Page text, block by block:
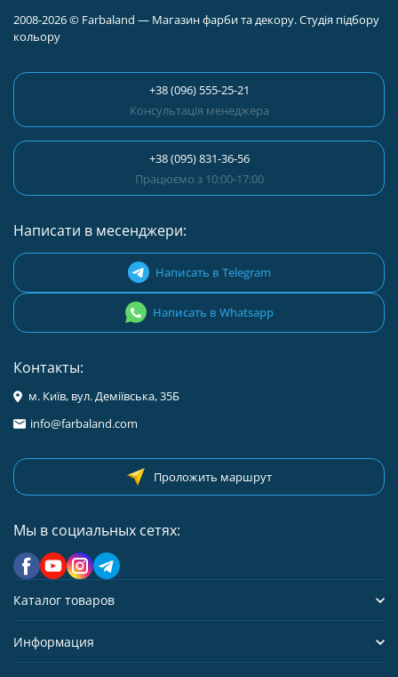
2008-2026 © Farbaland — Магазин фарби та декору. Студія підбору
кольору
+38 (096) 555-25-21
Консультація менеджера
+38 (095) 831-36-56
Працюємо з 10:00-17:00
Написати в месенджери:
Написать в Telegram
Написать в Whatsapp
Контакты:
м. Київ, вул. Деміївська, 35Б
info@farbaland.com
Проложить маршрут
Мы в социальных сетях:
Каталог товаров
Информация